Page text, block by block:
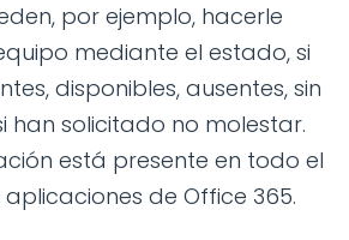
por ejemplo, hacerle
mediante el estado, si
disponibles, ausentes, sin
han solicitado no molestar.
está presente en todo el
de Office 365.